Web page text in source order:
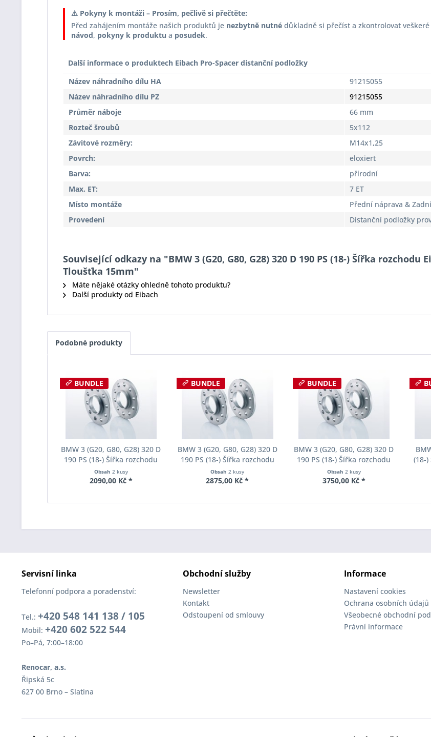
⚠️ Pokyny k montáži – Prosím, pečlivě si přečtěte:
Před zahájením montáže našich produktů je nezbytně nutné důkladně si přečíst a zkontrolovat veškeré
návod, pokyny k produktu a posudek.
Další informace o produktech Eibach Pro-Spacer distanční podložky
Název náhradního dílu HA
91215055
Název náhradního dílu PZ
91215055
Průměr náboje
66 mm
Rozteč šroubů
5x112
Závitové rozměry:
M14x1,25
Povrch:
eloxiert
Barva:
přírodní
Max. ET:
7 ET
Místo montáže
Přední náprava &
Provedení
Distanční podložky
Související odkazy na "BMW 3 (G20, G80, G28) 320 D 190 PS (18-) Šířka rozchodu
Tloušťka 15mm"
Máte nějaké otázky ohledně tohoto produktu?
Další produkty od Eibach
Podobné produkty
BUNDLE
BMW 3 (G20, G80, G28) 320 D
190 PS (18-) Šířka rozchodu
Eibach Pro-Spacer S90-2-10-
038 System2 Tloušťka 10mm
Obsah 2 kusy
2090,00 Kč *
BUNDLE
BMW 3 (G20, G80, G28) 320 D
190 PS (18-) Šířka rozchodu
Eibach Pro-Spacer S90-2-12-
023 System2 Tloušťka 12mm
Obsah2 kusy
2875,00 Kč *
BUNDLE
BMW 3 (G20, G80, G28) 320 D
190 PS (18-) Šířka rozchodu
Eibach Pro-Spacer S90-2-18-
003 System2 Tloušťka 18mm
Obsah 2 kusy
3750,00 Kč *
(18-
Servisní linka
Telefonní podpora a poradenství:
Tel.: +420 548 141 138 / 105
Mobil: +420 602 522 544
Po–Pá, 7:00–18:00
Renocar, a.s.
Řipská 5c
627 00 Brno – Slatina
Obchodní služby
Newsletter
Kontakt
Odstoupení od smlouvy
Informace
Nastavení cookies
Ochrana osobních údajů
Všeobecné obchodní
Právní informace